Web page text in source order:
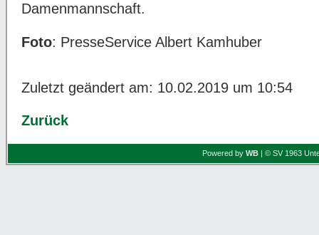
Damenmannschaft.
Foto: PresseService Albert Kamhuber
Zuletzt geändert am: 10.02.2019 um 10:54
Zurück
Powered by WB | © SV 1963